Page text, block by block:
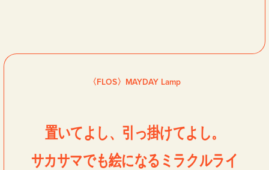
〈FLOS〉MAYDAY Lamp
置いてよし、引っ掛けてよし。
サカサマでも絵になるミラクルライ
ファッション
インテリア 食器、キッチン